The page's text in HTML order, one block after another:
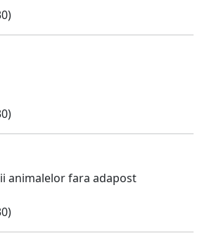
animalelor fara adapost